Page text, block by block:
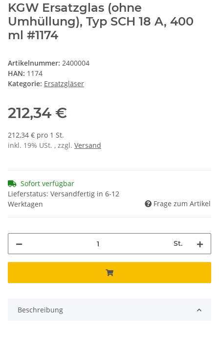
KGW Ersatzglas (ohne
Umhüllung), Typ SCH 18 A, 400
ml #1174
Artikelnummer: 2400004
HAN: 1174
Kategorie: Ersatzgläser
212,34 €
212,34 € pro 1 St.
inkl. 19% USt. , zzgl. Versand
Sofort verfügbar
Lieferstatus: Versandfertig in 6-12
Werktagen
Frage zum Artikel
St.
Beschreibung